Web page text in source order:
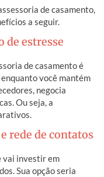
de casamento,
a seguir.
de estresse
de casamento é
você mantém
negocia
Ou seja, a
rede de contatos
vai investir em
Sua opção seria